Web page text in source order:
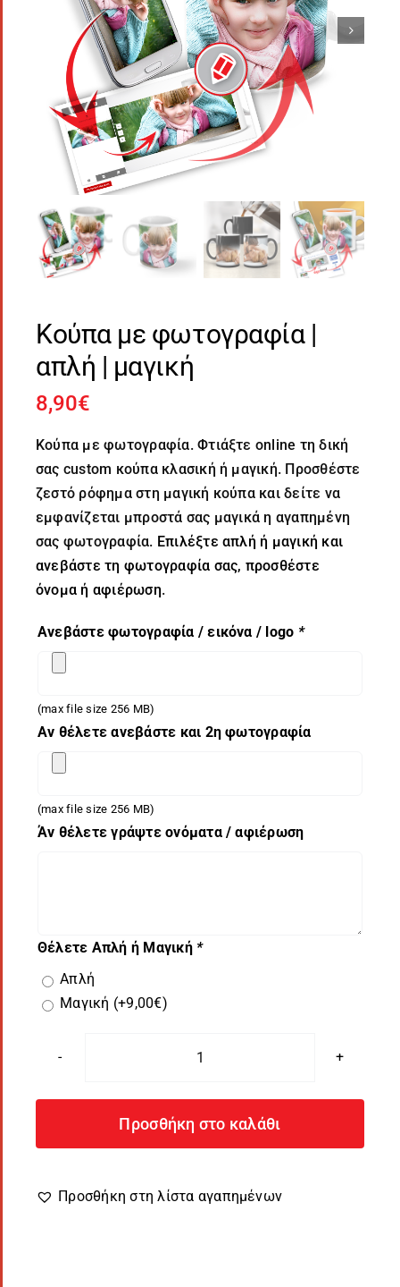
Κούπα με φωτογραφία |
απλή | μαγική
8,90€
Κούπα με φωτογραφία. Φτιάξτε online τη δική
σας custom κούπα κλασική ή μαγική. Προσθέστε
ζεστό ρόφημα στη μαγική κούπα και δείτε να
εμφανίζεται μπροστά σας μαγικά η αγαπημένη
σας φωτογραφία. Επιλέξτε απλή ή μαγική και
ανεβάστε τη φωτογραφία σας, προσθέστε
όνομα ή αφιέρωση.
Ανεβάστε φωτογραφία / εικόνα / logo *
(max file size 256 MB)
Αν θέλετε ανεβάστε και 2η φωτογραφία
(max file size 256 MB)
Άν θέλετε γράψτε ονόματα / αφιέρωση
Θέλετε Απλή ή Μαγική *
Απλή
Μαγική (+9,00€)
Κούπα
φωτογραφία
Προσθήκη στο καλάθι
Προσθήκη στη λίστα αγαπημένων